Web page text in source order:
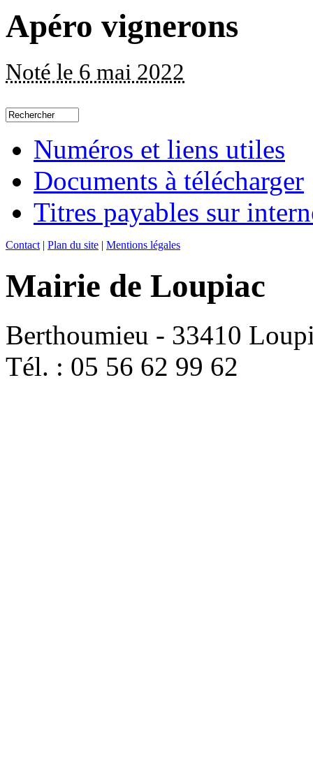
Apéro vignerons
Noté le 6 mai 2022
Numéros et liens utiles
Documents à télécharger
Titres payables sur
Contact | Plan du site | Mentions légales
Mairie de Loupiac
Berthoumieu - 33410
Tél. : 05 56 62 99 62